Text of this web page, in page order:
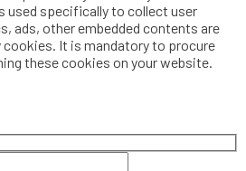
used specifically to collect user
ads, other embedded contents are
It is mandatory to procure
these cookies on your website.